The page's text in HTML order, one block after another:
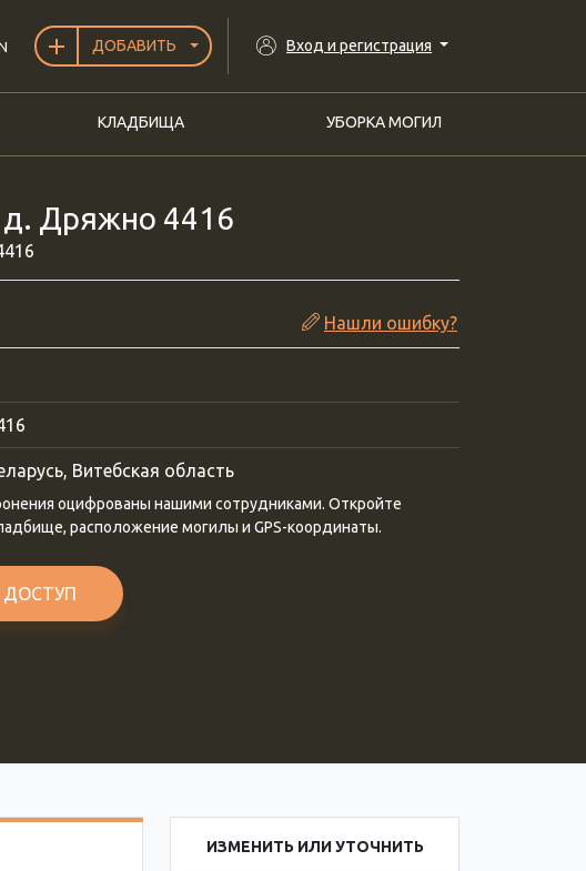
ДОБАВИТЬ Вход и регистрация
КЛАДБИЩА УБОРКА МОГИЛ
д. Дряжно 4416
Нашли ошибку?
Витебская область
оцифрованы нашими сотрудниками. Откройте
расположение могилы и GPS-координаты.
ИЗМЕНИТЬ ИЛИ УТОЧНИТЬ